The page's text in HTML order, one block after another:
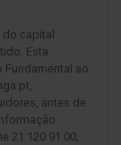
capital
Esta
ao
antes de
21 120 91 00,